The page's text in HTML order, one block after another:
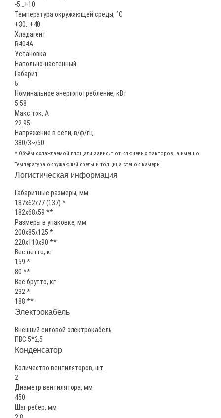
-5…+10
Температура окружающей среды, °С
+30…+40
Хладагент
R404A
Установка
Напольно-настенный
Габарит
5
Номинальное энергопотребление, кВт
5.58
Макс.ток, А
22.95
Напряжение в сети, в/ф/гц
380/3~/50
* Объём охлаждаемой площади зависит от ключевых факторов, а именно:
Температура окружающей среды и толщина стенок камеры.
Логистическая информация
Габаритные размеры, мм
187х62х77 (137) *
182х68х59 **
Размеры в упаковке, мм
200х85х125 *
220х110х90 **
Вес нетто, кг
159 *
80 **
Вес брутто, кг
232 *
188 **
Электрокабель
Внешний силовой электрокабель
ПВС 5*2,5
Конденсатор
Количество вентиляторов, шт.
2
Диаметр вентилятора, мм
450
Шаг ребер, мм